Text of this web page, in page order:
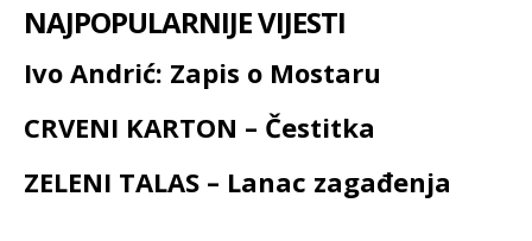
NAJPOPULARNIJE VIJESTI
Ivo Andrić: Zapis o Mostaru
CRVENI KARTON – Čestitka
ZELENI TALAS – Lanac zagađenja